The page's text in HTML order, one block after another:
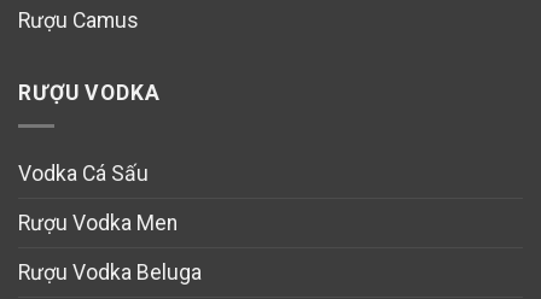
Rượu Camus
RƯỢU VODKA
Vodka Cá Sấu
Rượu Vodka Men
Rượu Vodka Beluga